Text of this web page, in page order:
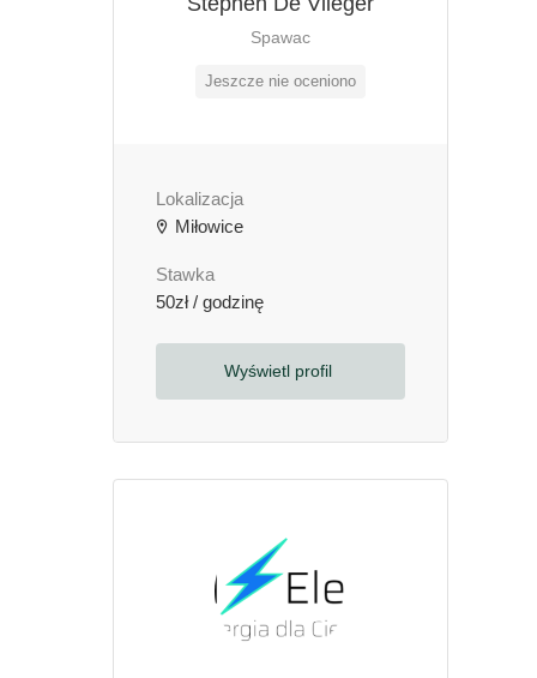
Spawac
Jeszcze nie oceniono
Lokalizacja
Miłowice
Stawka
50zł / godzinę
Wyświetl profil